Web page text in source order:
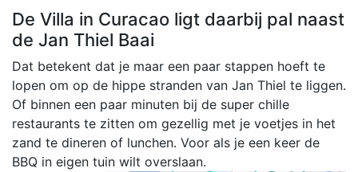
De Villa in Curacao ligt daarbij pal naast
de Jan Thiel Baai
Dat betekent dat je maar een paar stappen hoeft te
lopen om op de hippe stranden van Jan Thiel te liggen.
Of binnen een paar minuten bij de super chille
restaurants te zitten om gezellig met je voetjes in het
zand te dineren of lunchen. Voor als je een keer de
BBQ in eigen tuin wilt overslaan.